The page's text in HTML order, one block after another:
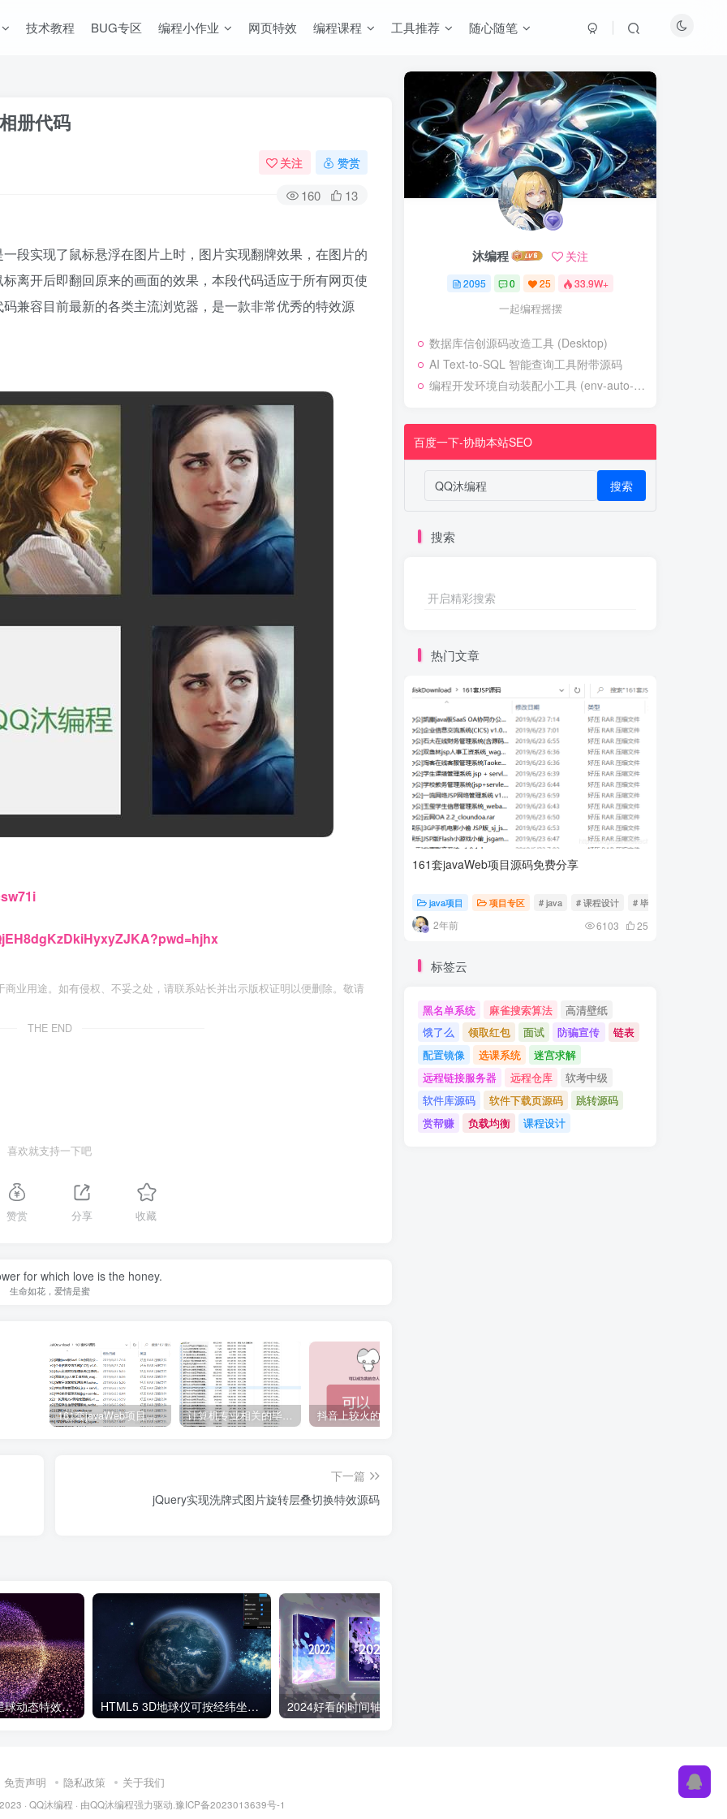
技术教程 BUG专区 编程小作业 网页特效 编程课程 工具推荐 随心随笔
册代码
关注 赞赏
160 13
一段实现了鼠标悬浮在图片上时，图片实现翻牌效果，在图片的
离开后即翻回原来的画面的效果，本段代码适应于所有网页使
兼容目前最新的各类主流浏览器，是一款非常优秀的特效源
业用途。如有侵权、不妥之处，请联系站长并出示版权证明以便删除。敬请
THE END
喜欢就支持一下吧
赞赏 分享 收藏
for which love is the honey.
生命如花，爱情是蜜
161套javaWeb项目源码免费分享 计算机专业相关的毕业设计论文合集免费下载
下一篇
jQuery实现洗牌式图片旋转层叠切换特效源码
好看的彩色粒子星球动态特效代码 HTML5 3D地球仪可按经纬坐标定位特效代码
沐编程 关注
2095 0 25 33.9W+
一起编程摇摆
数据库信创源码改造工具 (Desktop)
AI Text-to-SQL 智能查询工具附带源码
编程开发环境自动装配小工具 (env-auto-setup)
百度一下-协助本站SEO
搜索
搜索
开启精彩搜索
热门文章
161套javaWeb项目源码免费分享
java项目 项目专区 # java # 课程设计 # 毕业设计
2年前 6103 25
标签云
黑名单系统 麻雀搜索算法
高清壁纸
饿了么
领取红包 面试 防骗宣传
链表
配置镜像
选课系统
迷宫求解
远程链接服务器
远程仓库
软考中级
软件库源码
软件下载页源码
跳转源码
赏帮赚
负载均衡 课程设计
免责声明 隐私政策 关于我们
· QQ沐编程 · 由QQ沐编程强力驱动. 豫ICP备2023013639号-1